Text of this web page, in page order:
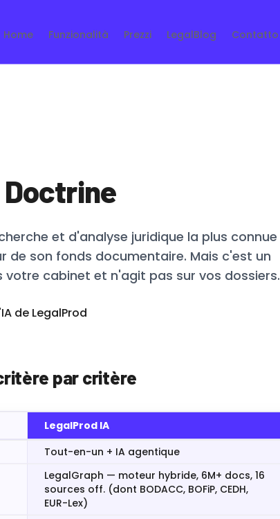
Home Funzionalità Prezzi LegalBlog Contatto
et d'analyse juridique la plus connue
de son fonds documentaire. Mais c'est un
votre cabinet et n'agit pas sur vos dossiers.
de LegalProd
par critère
LegalProd IA
Tout-en-un + IA agentique
LegalGraph — moteur hybride, 6M+ docs, 16
sources off. (dont BODACC, BOFiP, CEDH,
EUR-Lex)